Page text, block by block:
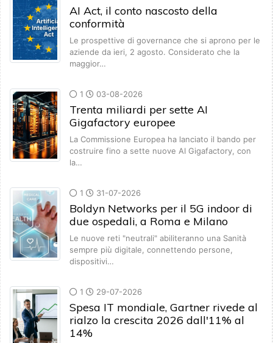
AI Act, il conto nascosto della
conformità
Le prospettive di governance che si aprono per le
aziende da ieri, 2 agosto. Considerato che la
maggior…
1 03-08-2026
Trenta miliardi per sette AI
Gigafactory europee
La Commissione Europea ha lanciato il bando per
costruire fino a sette nuove AI Gigafactory, con
la…
1 31-07-2026
Boldyn Networks per il 5G indoor di
due ospedali, a Roma e Milano
Le nuove reti "neutrali" abiliteranno una Sanità
sempre più digitale, connettendo persone,
dispositivi…
1 29-07-2026
Spesa IT mondiale, Gartner rivede al
rialzo la crescita 2026 dall'11% al
14%